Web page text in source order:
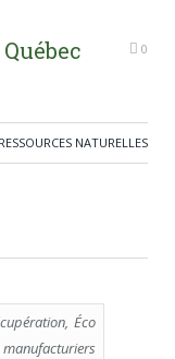
0
RESSOURCES NATURELLES
Éco
manufacturiers